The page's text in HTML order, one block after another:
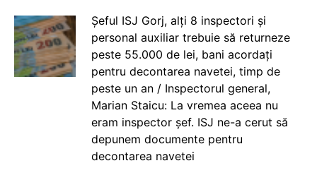
Șeful ISJ Gorj, alți 8 inspectori și
personal auxiliar trebuie să returneze
peste 55.000 de lei, bani acordați
pentru decontarea navetei, timp de
peste un an / Inspectorul general,
Marian Staicu: La vremea aceea nu
eram inspector șef. ISJ ne-a cerut să
depunem documente pentru
decontarea navetei